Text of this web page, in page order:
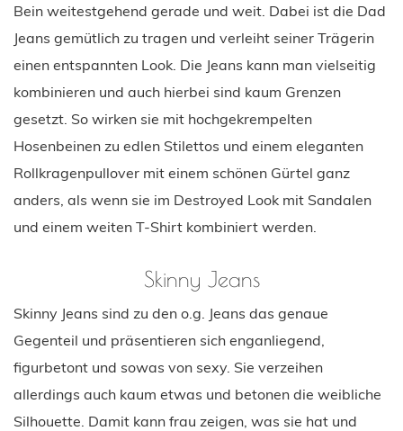
Bein weitestgehend gerade und weit. Dabei ist die Dad
Jeans gemütlich zu tragen und verleiht seiner Trägerin
einen entspannten Look. Die Jeans kann man vielseitig
kombinieren und auch hierbei sind kaum Grenzen
gesetzt. So wirken sie mit hochgekrempelten
Hosenbeinen zu edlen Stilettos und einem eleganten
Rollkragenpullover mit einem schönen Gürtel ganz
anders, als wenn sie im Destroyed Look mit Sandalen
und einem weiten T-Shirt kombiniert werden.
Skinny Jeans
Skinny Jeans sind zu den o.g. Jeans das genaue
Gegenteil und präsentieren sich enganliegend,
figurbetont und sowas von sexy. Sie verzeihen
allerdings auch kaum etwas und betonen die weibliche
Silhouette. Damit kann frau zeigen, was sie hat und